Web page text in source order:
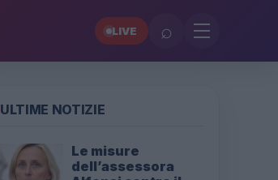
LIVE ⌕
ULTIME NOTIZIE
Le misure
dell’assessora